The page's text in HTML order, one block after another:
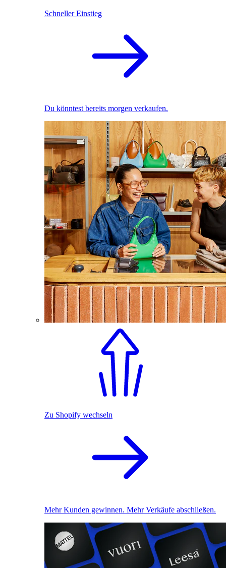
Schneller Einstieg
Du könntest bereits morgen verkaufen.
Zu Shopify wechseln
Mehr Kunden gewinnen. Mehr Verkäufe abschließen.